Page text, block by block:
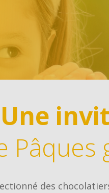
des
ou encore
Une
Pâques
des